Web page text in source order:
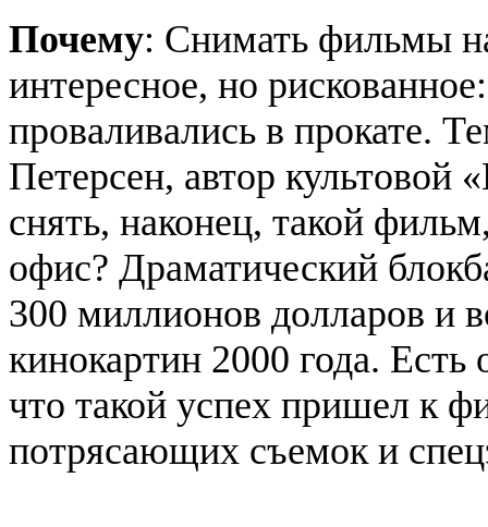
Почему: Снимать фильмы
интересное, но
проваливались в прокате.
Петерсен, автор
снять, наконец, такой
офис? Драматический
300 миллионов долларов и
кинокартин 2000 года. Есть
что такой успех пришел к
потрясающих съемок и